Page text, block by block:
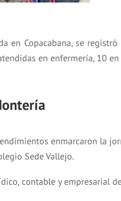
en Copacabana, se
en enfermería, 10
enmarcaron la
Sede Vallejo.
contable y empresarial